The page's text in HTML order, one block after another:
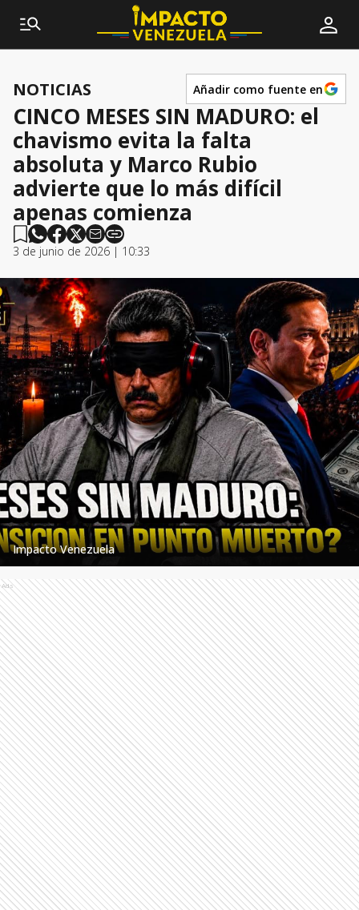
NOTICIAS Añadir como fuente en
CINCO MESES SIN MADURO: el
chavismo evita la falta
absoluta y Marco Rubio
advierte que lo más difícil
apenas comienza
3 de junio de 2026 | 10:33
Impacto Venezuela
Ads